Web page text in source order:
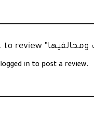
logged in to post a review.